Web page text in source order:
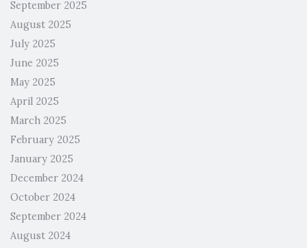
September 2025
August 2025
July 2025
June 2025
May 2025
April 2025
March 2025
February 2025
January 2025
December 2024
October 2024
September 2024
August 2024